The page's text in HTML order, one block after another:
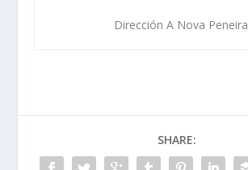
Dirección A Nova Peneira
SHARE: